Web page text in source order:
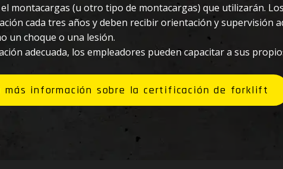
montacargas (u otro tipo de montacargas) que utilizarán.
cada tres años y deben recibir orientación y supervisión
un choque o una lesión.
adecuada, los empleadores pueden capacitar a sus
más información sobre la certificación de forklift